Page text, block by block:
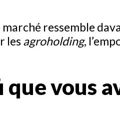
marché ressemble
lesagroholding,
vous